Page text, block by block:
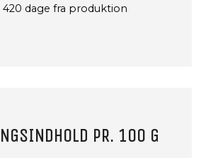
PR. 100 G
420 dage fra produktion